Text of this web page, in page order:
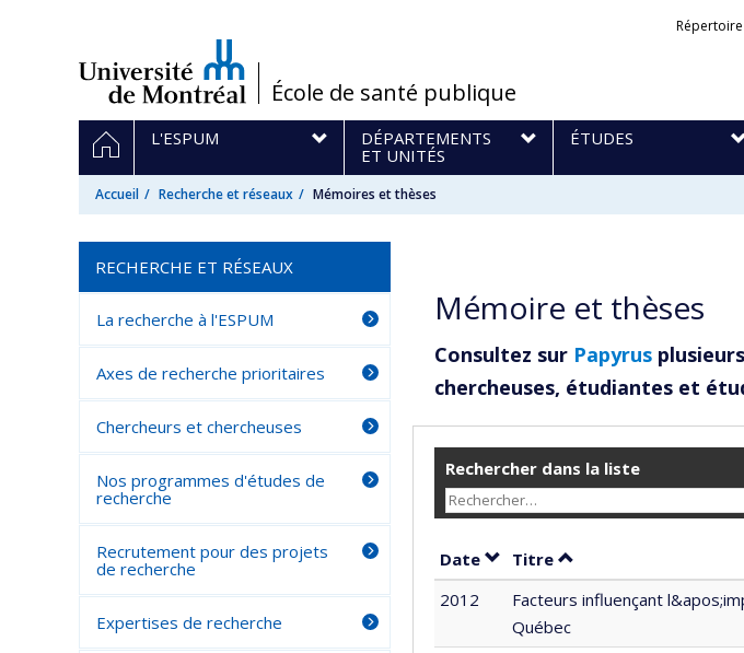
/École de santé publique
Liens
Répertoire
Navigation
principale
ACCUEIL
L'ESPUM
DÉPARTEMENTS
ET UNITÉS
ÉTUDES
Accueil Recherche et réseaux Mémoires et thèses
Mémoire et thèses
Consultez sur Papyrus
chercheuses, étudiantes et
Rechercher dans la liste
Date Trier par date en ordre
Titre Trier par titre en
2012
Facteurs influençant
Québec
RECHERCHE ET RÉSEAUX
La recherche à l'ESPUM
Axes de recherche prioritaires
Chercheurs et chercheuses
Nos programmes d'études de
recherche
Recrutement pour des projets
de recherche
Expertises de recherche